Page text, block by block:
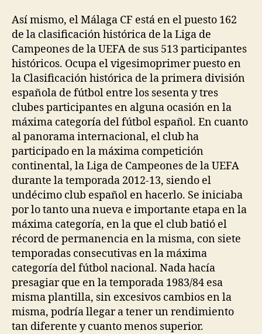
Así mismo, el Málaga CF está en el puesto 162
de la clasificación histórica de la Liga de
Campeones de la UEFA de sus 513 participantes
históricos. Ocupa el vigesimoprimer puesto en
la Clasificación histórica de la primera división
española de fútbol entre los sesenta y tres
clubes participantes en alguna ocasión en la
máxima categoría del fútbol español. En cuanto
al panorama internacional, el club ha
participado en la máxima competición
continental, la Liga de Campeones de la UEFA
durante la temporada 2012-13, siendo el
undécimo club español en hacerlo. Se iniciaba
por lo tanto una nueva e importante etapa en la
máxima categoría, en la que el club batió el
récord de permanencia en la misma, con siete
temporadas consecutivas en la máxima
categoría del fútbol nacional. Nada hacía
presagiar que en la temporada 1983/84 esa
misma plantilla, sin excesivos cambios en la
misma, podría llegar a tener un rendimiento
tan diferente y cuanto menos superior.